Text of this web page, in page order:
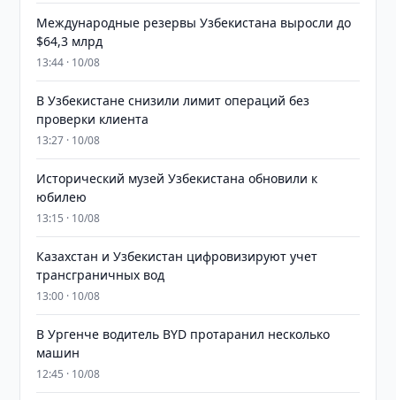
Международные резервы Узбекистана выросли до
$64,3 млрд
13:44 · 10/08
В Узбекистане снизили лимит операций без
проверки клиента
13:27 · 10/08
Исторический музей Узбекистана обновили к
юбилею
13:15 · 10/08
Казахстан и Узбекистан цифровизируют учет
трансграничных вод
13:00 · 10/08
В Ургенче водитель BYD протаранил несколько
машин
12:45 · 10/08